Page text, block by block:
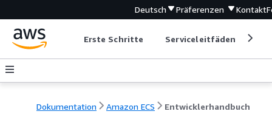
Deutsch Präferenzen Kontakt
Erste Schritte Serviceleitfäden
Dokumentation Amazon ECS Entwicklerhandbuch